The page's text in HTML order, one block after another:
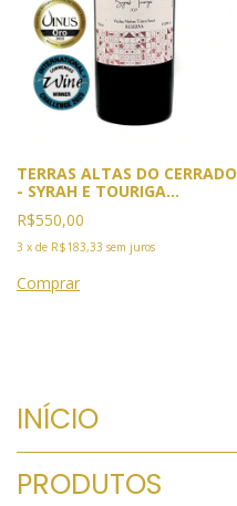
TERRAS ALTAS DO CERRADO
- SYRAH E TOURIGA
NACIONAL SAFRA 2021-5X
Premiado. 2025:Ouro GPVB,
Rio e Vinus, Cannes.
BACCHUS e BWC
R$550,00
3 x de R$183,33 sem juros
INÍCIO
PRODUTOS